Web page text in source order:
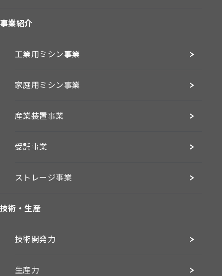
事業紹介
工業用ミシン事業
家庭用ミシン事業
産業装置事業
受託事業
ストレージ事業
技術・生産
技術開発力
生産力